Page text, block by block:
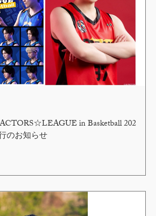
in Basketball 202
のお知らせ